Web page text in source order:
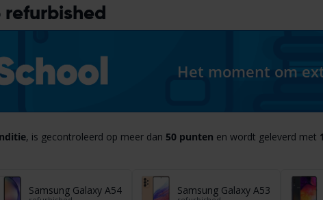
refurbished
Het moment om
, is gecontroleerd op meer dan 50 punten en wordt geleverd met
Samsung Galaxy A54 Samsung Galaxy A53